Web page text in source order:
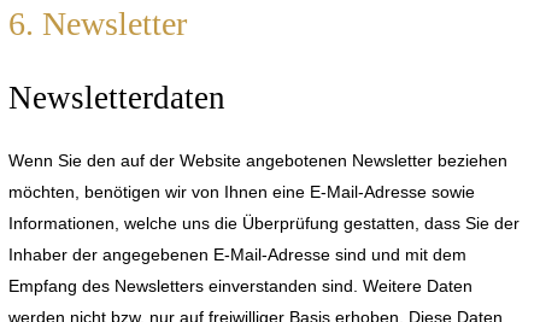
6. Newsletter
Newsletterdaten
Wenn Sie den auf der Website angebotenen Newsletter beziehen
möchten, benötigen wir von Ihnen eine E-Mail-Adresse sowie
Informationen, welche uns die Überprüfung gestatten, dass Sie der
Inhaber der angegebenen E-Mail-Adresse sind und mit dem
Empfang des Newsletters einverstanden sind. Weitere Daten
werden nicht bzw. nur auf freiwilliger Basis erhoben. Diese Daten